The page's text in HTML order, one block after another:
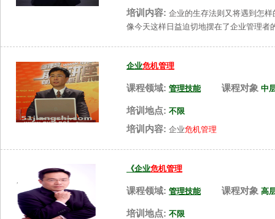
培训内容: 企业的生存法则又将遇到怎
像今天这样日益迫切地摆在了企业管理者
企业危机管理
课程领域: 管理技能 课程对象 中
培训地点: 不限
培训内容: 企业危机管理
《企业危机管理
课程领域: 管理技能 课程对象 高
培训地点: 不限